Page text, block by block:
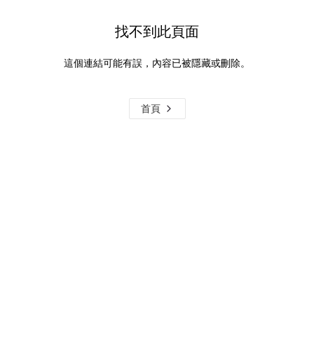
找不到此頁面
這個連結可能有誤，內容已被隱藏或刪除。
首頁